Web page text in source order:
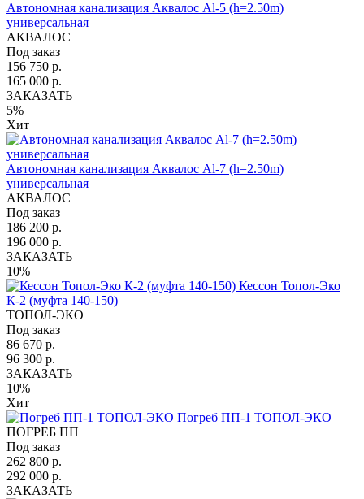
Автономная канализация Аквалос Al-5 (h=2.50m)
универсальная
АКВАЛОС
Под заказ
156 750 р.
165 000 р.
ЗАКАЗАТЬ
5%
Хит
Автономная канализация Аквалос Al-7 (h=2.50m)
универсальная
АКВАЛОС
Под заказ
186 200 р.
196 000 р.
ЗАКАЗАТЬ
10%
Кессон Топол-Эко
К-2 (муфта 140-150)
ТОПОЛ-ЭКО
Под заказ
86 670 р.
96 300 р.
ЗАКАЗАТЬ
10%
Хит
Погреб ПП-1 ТОПОЛ-ЭКО
ПОГРЕБ ПП
Под заказ
262 800 р.
292 000 р.
ЗАКАЗАТЬ